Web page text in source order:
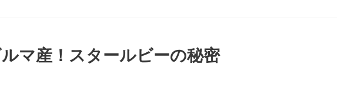
マ産！スタールビーの秘密